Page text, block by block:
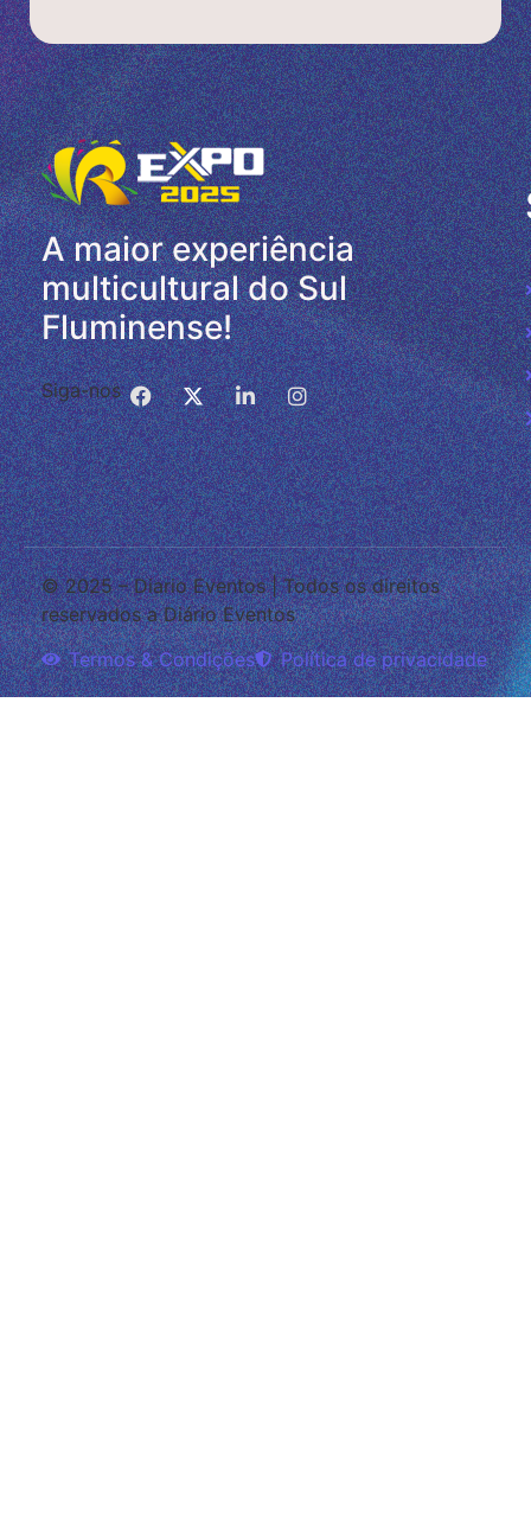
A maior experiência
multicultural do Sul
Fluminense!
Siga-nos
© 2025 – Diario Eventos | Todos os direitos
reservados a Diário Eventos
Termos & Condições
Política de privacidade